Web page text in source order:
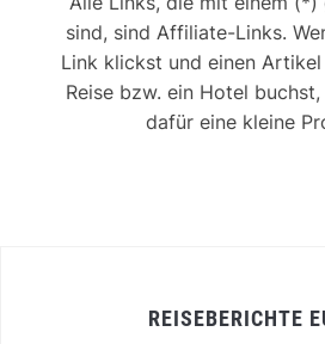
sind, sind Affiliate-Links.
Link klickst und einen
Reise bzw. ein Hotel
dafür eine kleine
REISEBERICHTE